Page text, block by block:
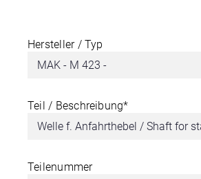
Hersteller / Typ
Teil / Beschreibung*
Teilenummer